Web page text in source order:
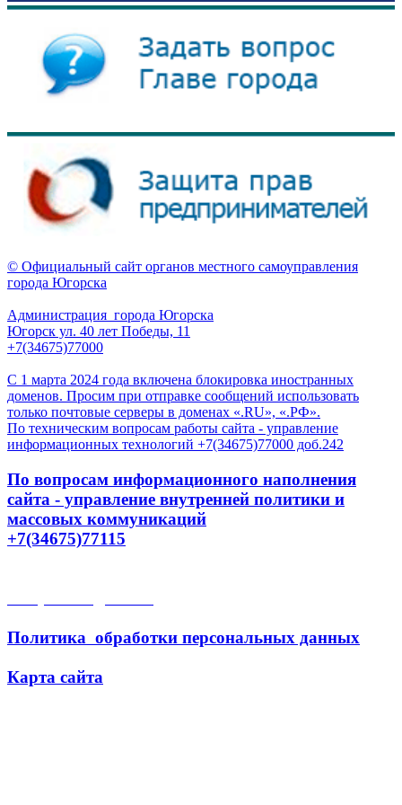
© Официальный сайт органов местного самоуправления
города Югорска
Администрация города Югорска
Югорск ул. 40 лет Победы, 11
+7(34675)77000
С 1 марта 2024 года включена блокировка иностранных
доменов. Просим при отправке сообщений использовать
только почтовые серверы в доменах «.RU», «.РФ».
По техническим вопросам работы сайта - управление
информационных технологий +7(34675)77000 доб.242
По вопросам информационного наполнения
сайта - управление внутренней политики и
массовых коммуникаций
+7(34675)77115
Политика обработки персональных данных
Карта сайта